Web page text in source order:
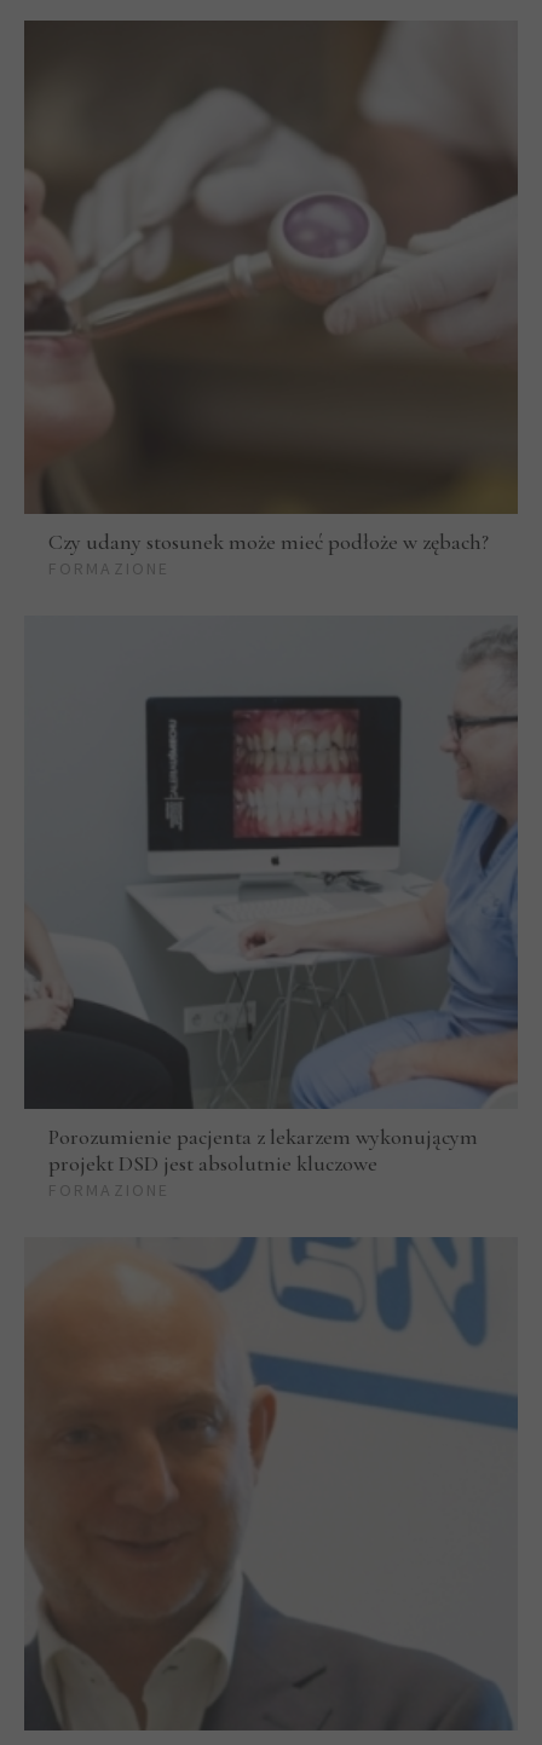
Czy udany stosunek może mieć podłoże w zębach?
FORMAZIONE
Porozumienie pacjenta z lekarzem wykonującym
projekt DSD jest absolutnie kluczowe
FORMAZIONE